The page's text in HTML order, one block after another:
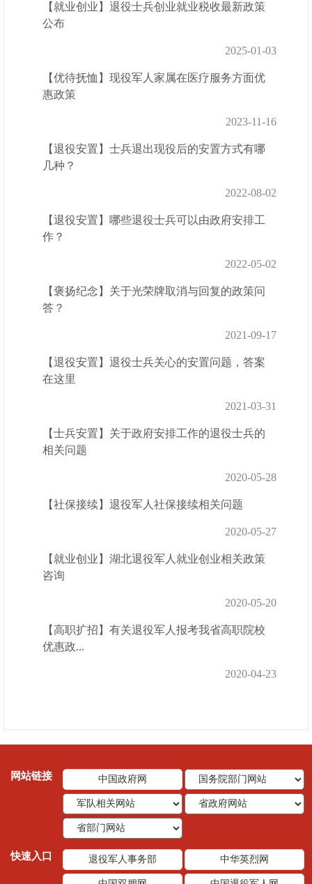
【就业创业】退役士兵创业就业税收最新政策
公布
2025-01-03
【优待抚恤】现役军人家属在医疗服务方面优
惠政策
2023-11-16
【退役安置】士兵退出现役后的安置方式有哪
几种？
2022-08-02
【退役安置】哪些退役士兵可以由政府安排工
作？
2022-05-02
【褒扬纪念】关于光荣牌取消与回复的政策问
答？
2021-09-17
【退役安置】退役士兵关心的安置问题，答案
在这里
2021-03-31
【士兵安置】关于政府安排工作的退役士兵的
相关问题
2020-05-28
【社保接续】退役军人社保接续相关问题
2020-05-27
【就业创业】湖北退役军人就业创业相关政策
咨询
2020-05-20
【高职扩招】有关退役军人报考我省高职院校
优惠政...
2020-04-23
网站链接 中国政府网
快速入口 退役军人事务部 中华英烈网